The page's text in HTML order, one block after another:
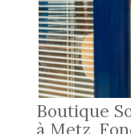
Boutique
à Metz,